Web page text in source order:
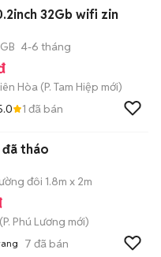
32Gb wifi zin
4-6 tháng
Hòa (P. Tam Hiệp mới)
1 đã bán
đã tháo
đôi 1.8m x 2m
(P. Phú Lương mới)
7 đã bán